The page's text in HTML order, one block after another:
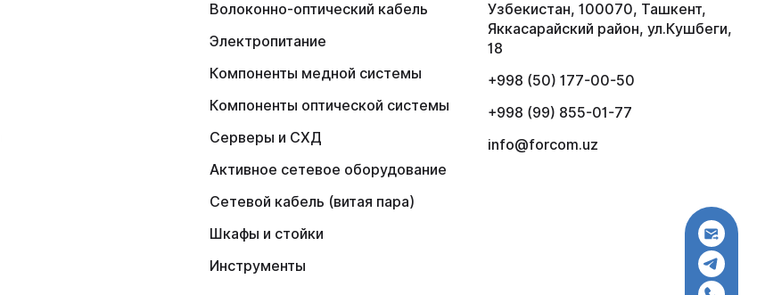
Волоконно-оптический кабель
Электропитание
Компоненты медной системы
Компоненты оптической системы
Серверы и СХД
Активное сетевое оборудование
Сетевой кабель (витая пара)
Шкафы и стойки
Инструменты
Узбекистан, 100070, Ташкент,
Яккасарайский район, ул.Кушбеги,
18
+998 (50) 177-00-50
+998 (99) 855-01-77
info@forcom.uz